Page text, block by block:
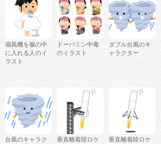
扇風機を服の中
に入れる人のイ
ラスト
ドーパミン中毒
のイラスト
ダブル台風のキ
ャラクター
台風のキャラク
垂直離着陸ロケ
垂直離着陸ロケ